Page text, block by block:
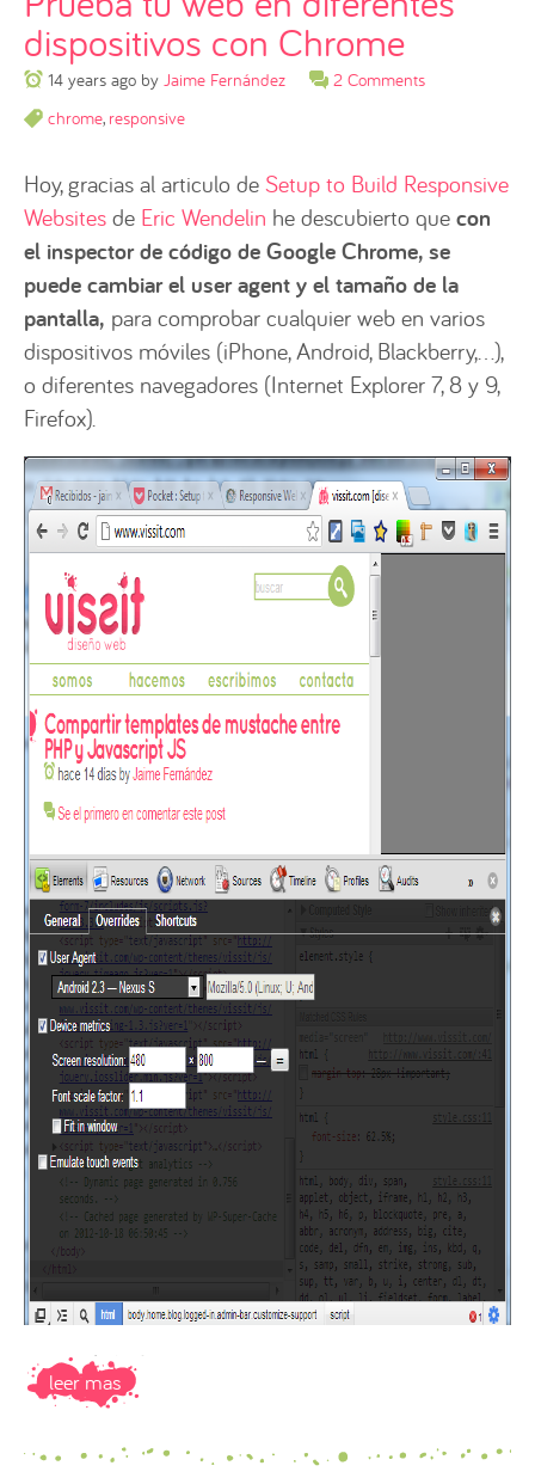
dispositivos con Chrome
14 years ago by Jaime Fernández
2 Comments
chrome, responsive
Hoy, gracias al articulo de Setup to Build Responsive
Websites de Eric Wendelin he descubierto que con
el inspector de código de Google Chrome, se
puede cambiar el user agent y el tamaño de la
pantalla, para comprobar cualquier web en varios
dispositivos móviles (iPhone, Android, Blackberry,…),
o diferentes navegadores (Internet Explorer 7, 8 y 9,
Firefox).
leer mas